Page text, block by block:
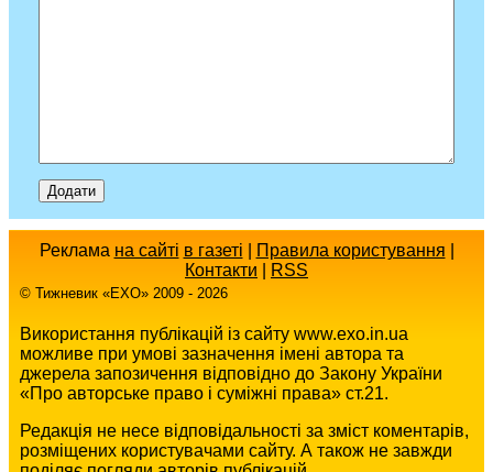
Реклама на сайті в газеті Правила користування
Контакти
RSS
© Тижневик «EХO» 2009 - 2026
Використання публікацій із сайту www.exo.in.ua
можливе при умові зазначення імені автора та
джерела запозичення відповідно до Закону України
«Про авторське право і суміжні права» ст.21.
Редакція не несе відповідальності за зміст коментарів,
розміщених користувачами сайту. А також не завжди